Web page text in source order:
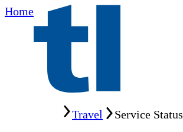
Home
Travel
Service Status